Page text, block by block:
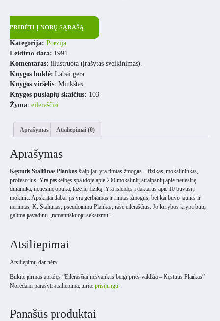
PRIDĖTI Į NORŲ SĄRAŠĄ
Kategorija: Poezija
Leidimo data: 1991
Komentaras: iliustruota (įrašytas sveikinimas).
Knygos būklė: Labai gera
Knygos viršelis: Minkštas
Knygos puslapių skaičius: 103
Žyma: eilėraščiai
Aprašymas Atsiliepimai (0)
Aprašymas
Kęstutis Staliūnas Plankas šiaip jau yra rimtas žmogus – fizikas, mokslininkas,
profesorius. Yra paskelbęs spaudoje apie 200 mokslinių straipsnių apie netiesinę
dinamiką, netiesinę optiką, lazerių fiziką. Yra išleidęs į daktarus apie 10 buvusių
mokinių. Apskritai dabar jis yra gerbiamas ir rimtas žmogus, bet kai buvo jaunas ir
nerimtas, K. Staliūnas, pseudonimu Plankas, rašė eilėraščius. Jo kūrybos kryptį būtų
galima pavadinti „romantiškuoju seksizmu“.
Atsiliepimai
Atsiliepimų dar nėra.
Būkite pirmas aprašęs “Eilėraščiai nešvankūs beigi prieš valdžią – Kęstutis Plankas”
Norėdami parašyti atsiliepimą, turite prisijungti.
Panašūs produktai